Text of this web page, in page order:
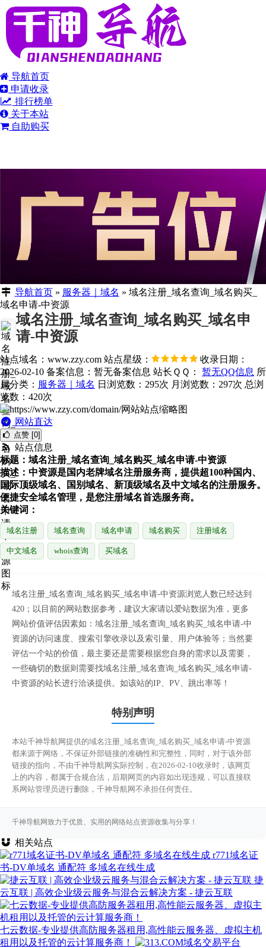
导航首页
申请收录
排行榜单
关于本站
自助购买
导航首页» 服务器｜域名 » 域名注册_域名查询_域名购买_
域名申请-中资源
域名注册_域名查询_域名购买_域名申
请-中资源
站点域名：www.zzy.com 站点星级：
收录日期：
2026-02-10 备案信息： 暂无备案信息 站长ＱＱ： 暂无QQ信息 所
属分类： 服务器｜域名 日浏览数：295次 月浏览数：297次 总浏
览数：420次
网站直达
点赞 [0]
站点信息
标题：域名注册_域名查询_域名购买_域名申请-中资源
描述：中资源是国内老牌域名注册服务商，提供超100种国内、
国际顶级域名、国别域名、新顶级域名及中文域名的注册服务。
便捷安全域名管理，是您注册域名首选服务商。
关键词：
域名注册 域名查询 域名申请 域名购买 注册域名
中文域名 whois查询 买域名
域名注册_域名查询_域名购买_域名申请-中资源浏览人数已经达到
420；以目前的网站数据参考，建议大家请以爱站数据为准，更多
网站价值评估因素如：域名注册_域名查询_域名购买_域名申请-中
资源的访问速度、搜索引擎收录以及索引量、用户体验等；当然要
评估一个站的价值，最主要还是需要根据您自身的需求以及需要，
一些确切的数据则需要找域名注册_域名查询_域名购买_域名申请-
中资源的站长进行洽谈提供。如该站的IP、PV、跳出率等！
特别声明
本站千神导航网提供的域名注册_域名查询_域名购买_域名申请-中资源
都来源于网络，不保证外部链接的准确性和完整性，同时，对于该外部
链接的指向，不由千神导航网实际控制，在2026-02-10收录时，该网页
上的内容，都属于合规合法，后期网页的内容如出现违规，可以直接联
系网站管理员进行删除，千神导航网不承担任何责任。
千神导航网致力于优质、实用的网络站点资源收集与分享！
相关站点
r771域名证
书-DV单域名 通配符 多域名在线生成
捷
云互联 | 高效企业级云服务与混合云解决方案 - 捷云互联
七云数据-专业提供高防服务器租用,高性能云服务器、虚拟主机
租用以及托管的云计算服务商！